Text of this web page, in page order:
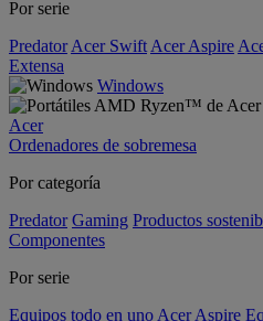
Por serie
Predator Acer Swift Acer Aspire
Extensa
Windows
Acer
Ordenadores de sobremesa
Por categoría
Predator Gaming Productos
Componentes
Por serie
Equipos todo en uno Acer Aspire